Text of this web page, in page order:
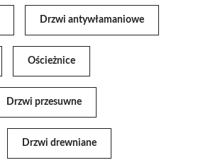
Drzwi antywłamaniowe
Ościeżnice
Drzwi przesuwne
Drzwi drewniane